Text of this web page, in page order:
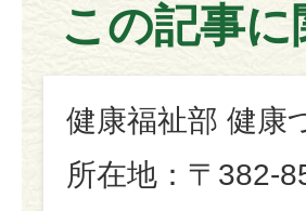
この記事
健康福祉部 健康
所在地：〒382-